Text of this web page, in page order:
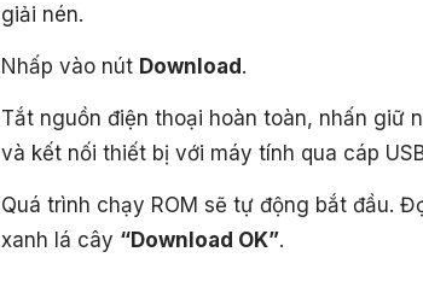
giải nén.
Nhấp vào nút Download.
Tắt nguồn điện thoại hoàn toàn, nhấn giữ
và kết nối thiết bị với máy tính qua cáp
Quá trình chạy ROM sẽ tự động bắt đầu.
xanh lá cây “Download OK”.